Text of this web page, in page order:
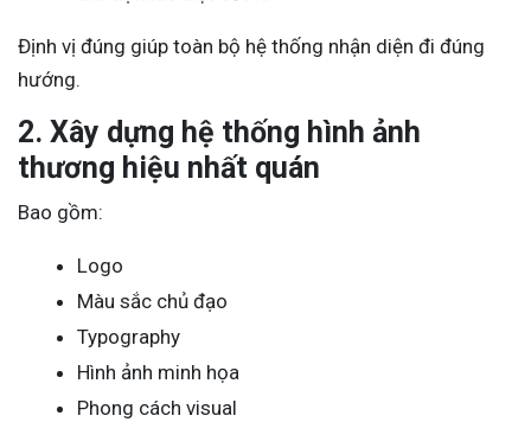
Định vị đúng giúp toàn bộ hệ thống nhận diện đi đúng
hướng.
2. Xây dựng hệ thống hình ảnh
thương hiệu nhất quán
Bao gồm:
Logo
Màu sắc chủ đạo
Typography
Hình ảnh minh họa
Phong cách visual